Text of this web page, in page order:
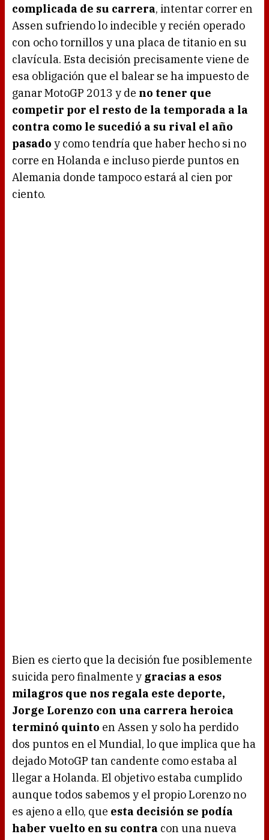
complicada de su carrera, intentar correr en
Assen sufriendo lo indecible y recién operado
con ocho tornillos y una placa de titanio en su
clavícula. Esta decisión precisamente viene de
esa obligación que el balear se ha impuesto de
ganar MotoGP 2013 y de no tener que
competir por el resto de la temporada a la
contra como le sucedió a su rival el año
pasado y como tendría que haber hecho si no
corre en Holanda e incluso pierde puntos en
Alemania donde tampoco estará al cien por
ciento.
Bien es cierto que la decisión fue posiblemente
suicida pero finalmente y gracias a esos
milagros que nos regala este deporte,
Jorge Lorenzo con una carrera heroica
terminó quinto en Assen y solo ha perdido
dos puntos en el Mundial, lo que implica que ha
dejado MotoGP tan candente como estaba al
llegar a Holanda. El objetivo estaba cumplido
aunque todos sabemos y el propio Lorenzo no
es ajeno a ello, que esta decisión se podía
haber vuelto en su contra con una nueva